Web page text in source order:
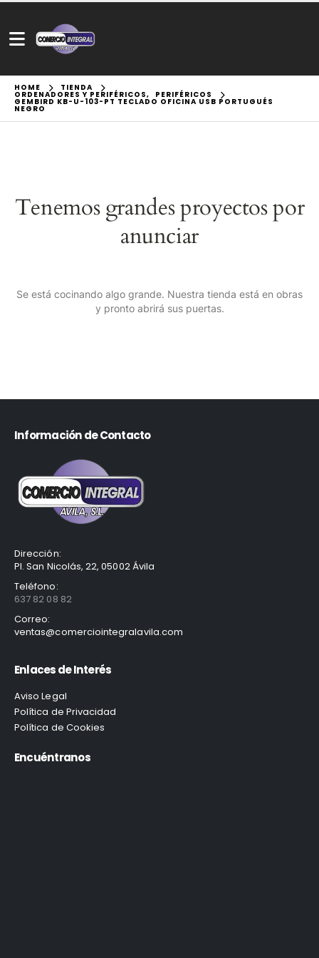
HOME TIENDA
ORDENADORES Y PERIFÉRICOS, PERIFÉRICOS
GEMBIRD KB-U-103-PT TECLADO OFICINA USB PORTUGUÉS
NEGRO
Tenemos grandes proyectos por
anunciar
Se está cocinando algo grande. Nuestra tienda está en obras
y pronto abrirá sus puertas.
Información de Contacto
Dirección:
Pl. San Nicolás, 22, 05002 Ávila
Teléfono:
637 82 08 82
Correo:
ventas@comerciointegralavila.com
Enlaces de Interés
Aviso Legal
Política de Privacidad
Política de Cookies
Encuéntranos